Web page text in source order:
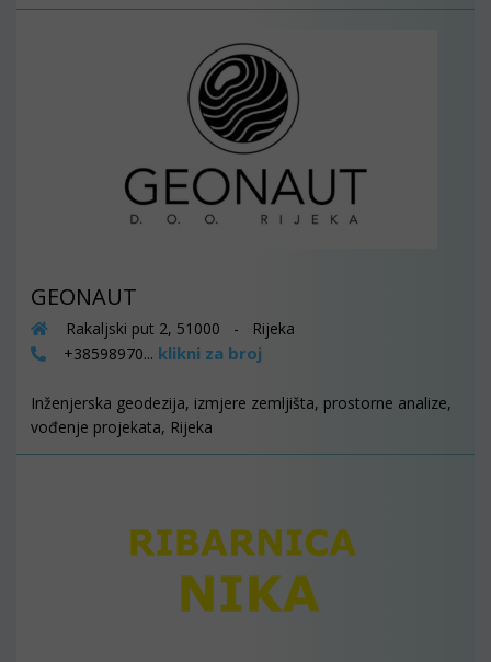
GEONAUT
Rakaljski put 2, 51000 - Rijeka
+38598970... klikni za broj
Inženjerska geodezija, izmjere zemljišta, prostorne analize,
vođenje projekata, Rijeka